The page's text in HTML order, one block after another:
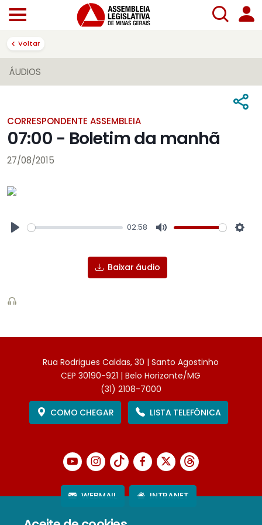
Voltar
ÁUDIOS
CORRESPONDENTE ASSEMBLEIA
07:00 - Boletim da manhã
27/08/2015
02:58
Baixar áudio
Rua Rodrigues Caldas, 30 | Santo Agostinho
CEP 30190-921 | Belo Horizonte/MG
(31) 2108-7000
COMO CHEGAR
LISTA TELEFÔNICA
WEBMAIL INTRANET